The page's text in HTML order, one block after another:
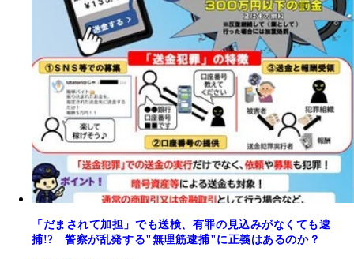
「だまされて加担」でも送検、有罪の見込みがなくても逮
捕!? 警察が乱発する"無理筋逮捕"に正義はあるのか？